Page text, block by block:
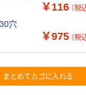
￥116 （税
穴
￥975 （税
まとめてカゴに入れる